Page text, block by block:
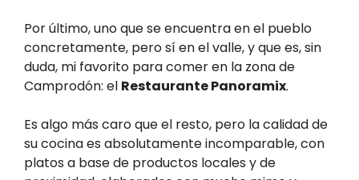
Por último, uno que se encuentra en el pueblo
concretamente, pero sí en el valle, y que es, sin
duda, mi favorito para comer en la zona de
Camprodón: el Restaurante Panoramix.
Es algo más caro que el resto, pero la calidad de
su cocina es absolutamente incomparable, con
platos a base de productos locales y de